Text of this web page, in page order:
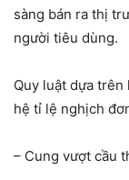
sàng bán ra thị
người tiêu dùng.
Quy luật dựa
hệ tỉ lệ nghịch
– Cung vượt cầu